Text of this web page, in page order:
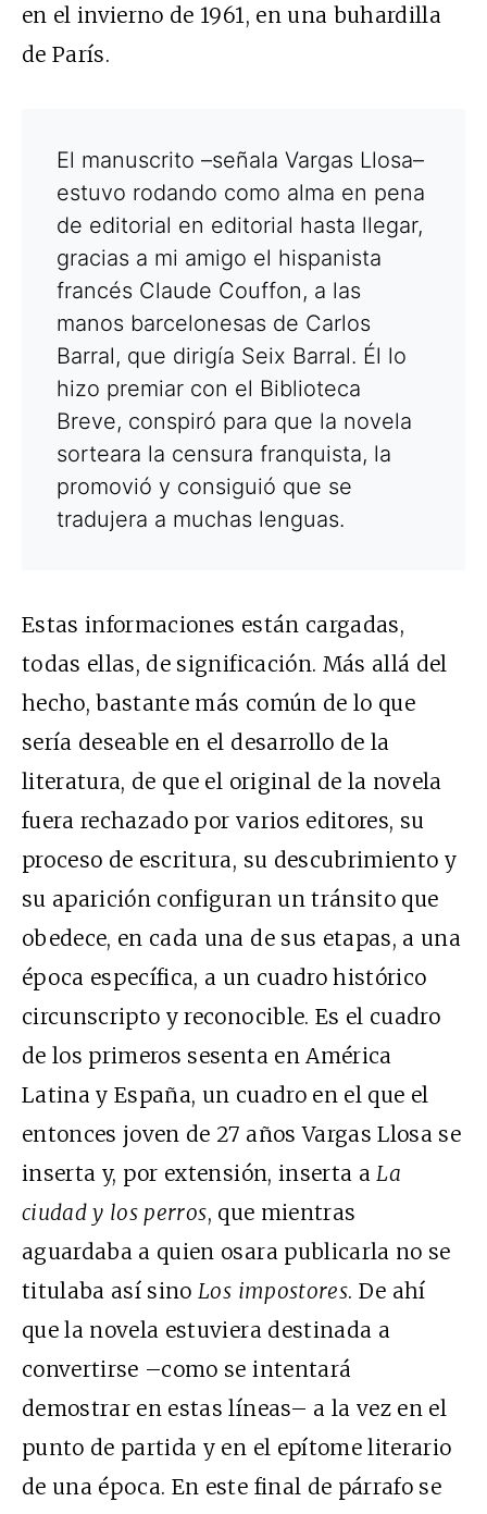
en el invierno de 1961, en una buhardilla
de París.
El manuscrito –señala Vargas Llosa–
estuvo rodando como alma en pena
de editorial en editorial hasta llegar,
gracias a mi amigo el hispanista
francés Claude Couffon, a las
manos barcelonesas de Carlos
Barral, que dirigía Seix Barral. Él lo
hizo premiar con el Biblioteca
Breve, conspiró para que la novela
sorteara la censura franquista, la
promovió y consiguió que se
tradujera a muchas lenguas.
Estas informaciones están cargadas,
todas ellas, de significación. Más allá del
hecho, bastante más común de lo que
sería deseable en el desarrollo de la
literatura, de que el original de la novela
fuera rechazado por varios editores, su
proceso de escritura, su descubrimiento y
su aparición configuran un tránsito que
obedece, en cada una de sus etapas, a una
época específica, a un cuadro histórico
circunscripto y reconocible. Es el cuadro
de los primeros sesenta en América
Latina y España, un cuadro en el que el
entonces joven de 27 años Vargas Llosa se
inserta y, por extensión, inserta aLa
ciudad y los perros, que mientras
aguardaba a quien osara publicarla no se
titulaba así sinoLos impostores. De ahí
que la novela estuviera destinada a
convertirse –como se intentará
demostrar en estas líneas– a la vez en el
punto de partida y en el epítome literario
de una época. En este final de párrafo se